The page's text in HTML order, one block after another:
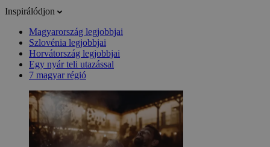
Inspirálódjon
Magyarország legjobbjai
Szlovénia legjobbjai
Horvátország legjobbjai
Egy nyár teli utazással
7 magyar régió